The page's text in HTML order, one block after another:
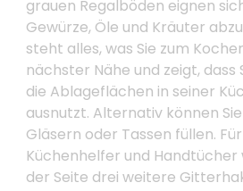
grauen Regalböden eignen
Gewürze, Öle und Kräuter
steht alles, was Sie zum
nächster Nähe und zeigt, dass
die Ablageflächen in seiner
ausnutzt. Alternativ können
Gläsern oder Tassen füllen.
Küchenhelfer und Handtücher
der Seite drei weitere